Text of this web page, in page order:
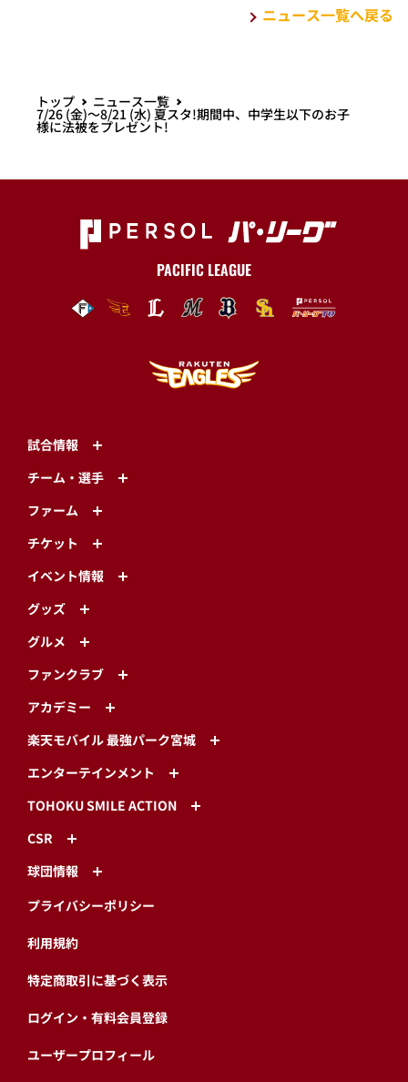
ニュース一覧へ戻る
トップ ニュース一覧
7/26 (金)～8/21 (水) 夏スタ!期間中、中学生以下のお子
様に法被をプレゼント!
PACIFIC LEAGUE
試合情報
チーム・選手
ファーム
チケット
イベント情報
グッズ
グルメ
ファンクラブ
アカデミー
楽天モバイル 最強パーク宮城
エンターテインメント
TOHOKU SMILE ACTION
CSR
球団情報
プライバシーポリシー
利用規約
特定商取引に基づく表示
ログイン・有料会員登録
ユーザープロフィール